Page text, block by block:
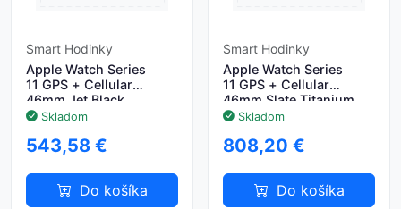
Smart Hodinky
Apple Watch Series
11 GPS + Cellular
46mm Jet Black
Aluminium Case with
Skladom
543,58 €
Do košíka
Smart Hodinky
Apple Watch Series
11 GPS + Cellular
46mm Slate Titanium
Case with Slate
Skladom
808,20 €
Do košíka